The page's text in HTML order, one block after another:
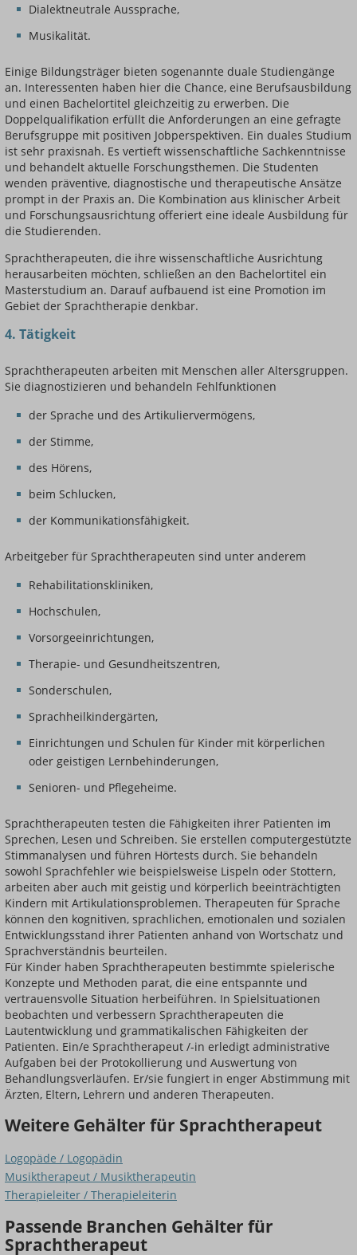
Dialektneutrale Aussprache,
Musikalität.
Einige Bildungsträger bieten sogenannte duale Studiengänge
an. Interessenten haben hier die Chance, eine Berufsausbildung
und einen Bachelortitel gleichzeitig zu erwerben. Die
Doppelqualifikation erfüllt die Anforderungen an eine gefragte
Berufsgruppe mit positiven Jobperspektiven. Ein duales Studium
ist sehr praxisnah. Es vertieft wissenschaftliche Sachkenntnisse
und behandelt aktuelle Forschungsthemen. Die Studenten
wenden präventive, diagnostische und therapeutische Ansätze
prompt in der Praxis an. Die Kombination aus klinischer Arbeit
und Forschungsausrichtung offeriert eine ideale Ausbildung für
die Studierenden.
Sprachtherapeuten, die ihre wissenschaftliche Ausrichtung
herausarbeiten möchten, schließen an den Bachelortitel ein
Masterstudium an. Darauf aufbauend ist eine Promotion im
Gebiet der Sprachtherapie denkbar.
4. Tätigkeit
Sprachtherapeuten arbeiten mit Menschen aller Altersgruppen.
Sie diagnostizieren und behandeln Fehlfunktionen
der Sprache und des Artikuliervermögens,
der Stimme,
des Hörens,
beim Schlucken,
der Kommunikationsfähigkeit.
Arbeitgeber für Sprachtherapeuten sind unter anderem
Rehabilitationskliniken,
Hochschulen,
Vorsorgeeinrichtungen,
Therapie- und Gesundheitszentren,
Sonderschulen,
Sprachheilkindergärten,
Einrichtungen und Schulen für Kinder mit körperlichen
oder geistigen Lernbehinderungen,
Senioren- und Pflegeheime.
Sprachtherapeuten testen die Fähigkeiten ihrer Patienten im
Sprechen, Lesen und Schreiben. Sie erstellen computergestützte
Stimmanalysen und führen Hörtests durch. Sie behandeln
sowohl Sprachfehler wie beispielsweise Lispeln oder Stottern,
arbeiten aber auch mit geistig und körperlich beeinträchtigten
Kindern mit Artikulationsproblemen. Therapeuten für Sprache
können den kognitiven, sprachlichen, emotionalen und sozialen
Entwicklungsstand ihrer Patienten anhand von Wortschatz und
Sprachverständnis beurteilen.
Für Kinder haben Sprachtherapeuten bestimmte spielerische
Konzepte und Methoden parat, die eine entspannte und
vertrauensvolle Situation herbeiführen. In Spielsituationen
beobachten und verbessern Sprachtherapeuten die
Lautentwicklung und grammatikalischen Fähigkeiten der
Patienten. Ein/e Sprachtherapeut /-in erledigt administrative
Aufgaben bei der Protokollierung und Auswertung von
Behandlungsverläufen. Er/sie fungiert in enger Abstimmung mit
Ärzten, Eltern, Lehrern und anderen Therapeuten.
Weitere Gehälter für Sprachtherapeut
Logopäde / Logopädin
Musiktherapeut / Musiktherapeutin
Therapieleiter / Therapieleiterin
Passende Branchen Gehälter für
Sprachtherapeut